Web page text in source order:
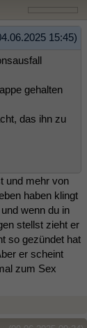
15:45)
gehalten
das ihn zu
und mehr von
haben klingt
wenn du in
stellst zieht er
so gezündet hat
er scheint
zum Sex